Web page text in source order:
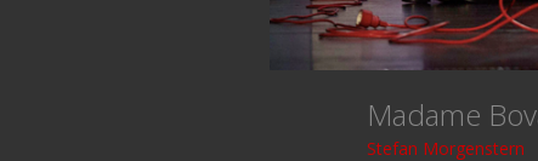
Madame
Stefan Morgenstern